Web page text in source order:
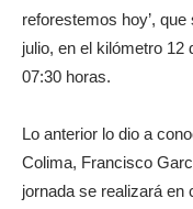
reforestemos hoy’,
julio, en el kilómetro 12
07:30 horas.
Lo anterior lo dio a
Colima, Francisco
jornada se realizará en